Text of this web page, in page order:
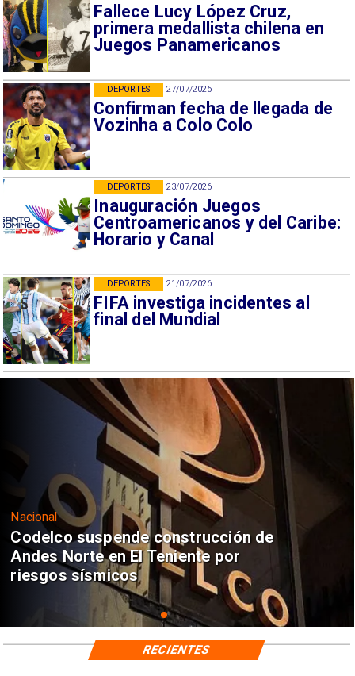
Fallece Lucy López Cruz,
primera medallista chilena en
Juegos Panamericanos
27/07/2026
Confirman fecha de llegada de
Vozinha a Colo Colo
DEPORTES
23/07/2026
Inauguración Juegos
Centroamericanos y del Caribe:
Horario y Canal
DEPORTES
21/07/2026
FIFA investiga incidentes al
final del Mundial
DEPORTES
Nacional
Codelco suspende construcción de
Andes Norte en El Teniente por
riesgos sísmicos
RECIENTES